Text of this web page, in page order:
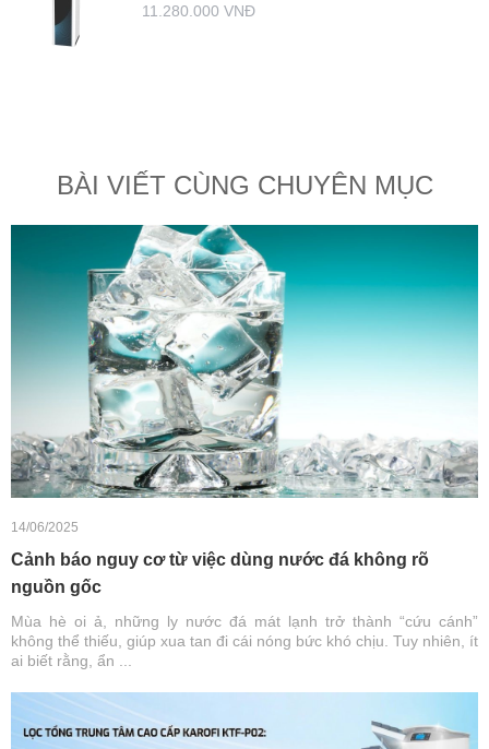
11.280.000 VNĐ
BÀI VIẾT CÙNG CHUYÊN MỤC
14/06/2025
Cảnh báo nguy cơ từ việc dùng nước đá không rõ
nguồn gốc
Mùa hè oi ả, những ly nước đá mát lạnh trở thành “cứu cánh”
không thể thiếu, giúp xua tan đi cái nóng bức khó chịu. Tuy nhiên, ít
ai biết rằng, ẩn ...